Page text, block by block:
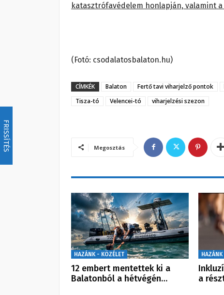
FRISSÍTÉS
katasztrófavédelem honlapján, valamint
(Fotó: csodalatosbalaton.hu)
CÍMKÉK Balaton Fertő tavi viharjelző pontok
Tisza-tó
Velencei-tó viharjelzési szezon
Megosztás
HAZÁNK - KÖZÉLET
12 embert mentettek ki a
Balatonból a hétvégén…
a